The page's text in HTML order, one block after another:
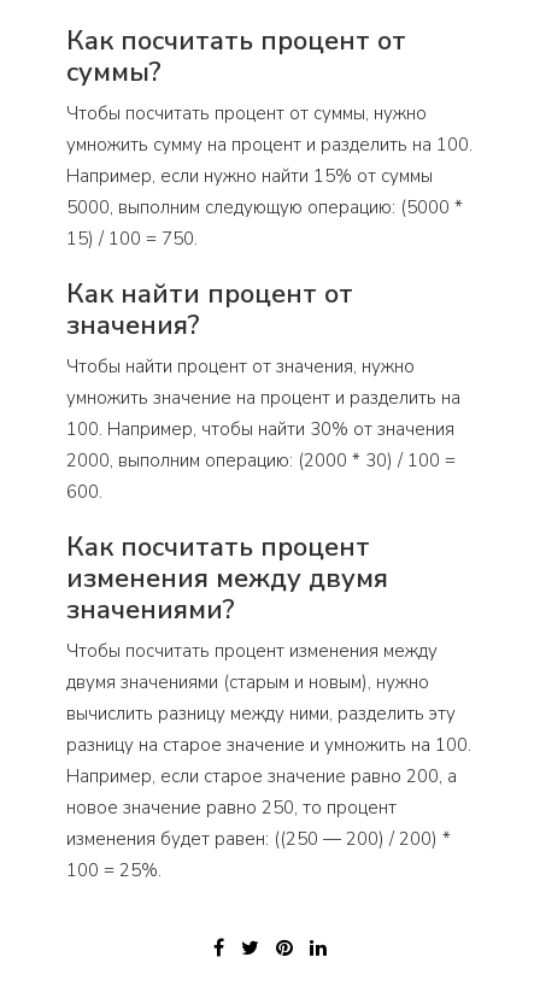
Как посчитать процент от
суммы?
Чтобы посчитать процент от суммы, нужно
умножить сумму на процент и разделить на 100.
Например, если нужно найти 15% от суммы
5000, выполним следующую операцию: (5000 *
15) / 100 = 750.
Как найти процент от
значения?
Чтобы найти процент от значения, нужно
умножить значение на процент и разделить на
100. Например, чтобы найти 30% от значения
2000, выполним операцию: (2000 * 30) / 100 =
600.
Как посчитать процент
изменения между двумя
значениями?
Чтобы посчитать процент изменения между
двумя значениями (старым и новым), нужно
вычислить разницу между ними, разделить эту
разницу на старое значение и умножить на 100.
Например, если старое значение равно 200, а
новое значение равно 250, то процент
изменения будет равен: ((250 — 200) / 200) *
100 = 25%.